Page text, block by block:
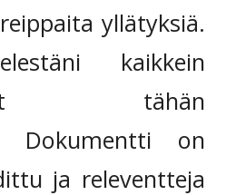
yllätyksiä.
kaikkein
tähän
Dokumentti on
ja releventteja